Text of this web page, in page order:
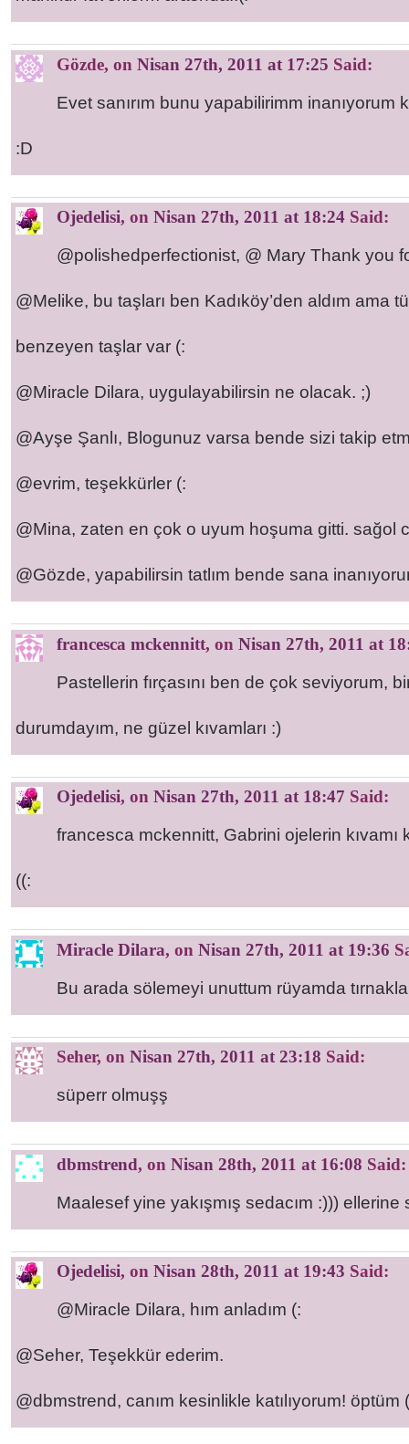
Gözde, on Nisan 27th, 2011 at 17:25 Said:
Evet sanırım bunu yapabilirimm inanıyorum
:D
Ojedelisi, on Nisan 27th, 2011 at 18:24 Said:
@polishedperfectionist, @ Mary Thank you
@Melike, bu taşları ben Kadıköy’den aldım ama
benzeyen taşlar var (:
@Miracle Dilara, uygulayabilirsin ne olacak. ;)
@Ayşe Şanlı, Blogunuz varsa bende sizi takip
@evrim, teşekkürler (:
@Mina, zaten en çok o uyum hoşuma gitti. sağol
@Gözde, yapabilirsin tatlım bende sana
francesca mckennitt, on Nisan 27th, 2011 at
Pastellerin fırçasını ben de çok seviyorum,
durumdayım, ne güzel kıvamları :)
Ojedelisi, on Nisan 27th, 2011 at 18:47 Said:
francesca mckennitt, Gabrini ojelerin
((:
Miracle Dilara, on Nisan 27th, 2011 at 19:36
Bu arada sölemeyi unuttum rüyamda
Seher, on Nisan 27th, 2011 at 23:18 Said:
süperr olmuşş
dbmstrend, on Nisan 28th, 2011 at 16:08 Said:
Maalesef yine yakışmış sedacım :))) ellerine
Ojedelisi, on Nisan 28th, 2011 at 19:43 Said:
@Miracle Dilara, hım anladım (:
@Seher, Teşekkür ederim.
@dbmstrend, canım kesinlikle katılıyorum! öptüm